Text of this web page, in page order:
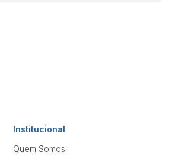
Institucional
Quem Somos